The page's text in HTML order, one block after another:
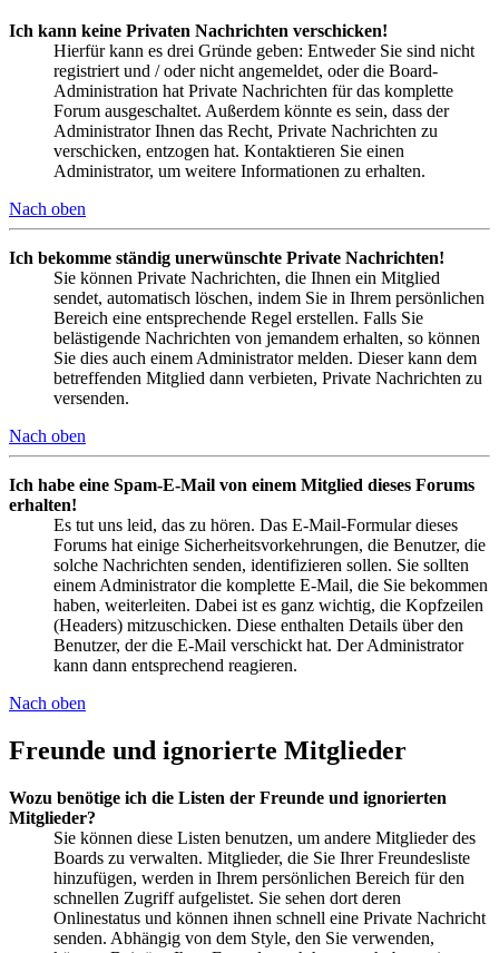
Ich kann keine Privaten Nachrichten verschicken!
Hierfür kann es drei Gründe geben: Entweder Sie sind nicht
registriert und / oder nicht angemeldet, oder die Board-
Administration hat Private Nachrichten für das komplette
Forum ausgeschaltet. Außerdem könnte es sein, dass der
Administrator Ihnen das Recht, Private Nachrichten zu
verschicken, entzogen hat. Kontaktieren Sie einen
Administrator, um weitere Informationen zu erhalten.
Nach oben
Ich bekomme ständig unerwünschte Private Nachrichten!
Sie können Private Nachrichten, die Ihnen ein Mitglied
sendet, automatisch löschen, indem Sie in Ihrem persönlichen
Bereich eine entsprechende Regel erstellen. Falls Sie
belästigende Nachrichten von jemandem erhalten, so können
Sie dies auch einem Administrator melden. Dieser kann dem
betreffenden Mitglied dann verbieten, Private Nachrichten zu
versenden.
Nach oben
Ich habe eine Spam-E-Mail von einem Mitglied dieses Forums
erhalten!
Es tut uns leid, das zu hören. Das E-Mail-Formular dieses
Forums hat einige Sicherheitsvorkehrungen, die Benutzer, die
solche Nachrichten senden, identifizieren sollen. Sie sollten
einem Administrator die komplette E-Mail, die Sie bekommen
haben, weiterleiten. Dabei ist es ganz wichtig, die Kopfzeilen
(Headers) mitzuschicken. Diese enthalten Details über den
Benutzer, der die E-Mail verschickt hat. Der Administrator
kann dann entsprechend reagieren.
Nach oben
Freunde und ignorierte Mitglieder
Wozu benötige ich die Listen der Freunde und ignorierten
Mitglieder?
Sie können diese Listen benutzen, um andere Mitglieder des
Boards zu verwalten. Mitglieder, die Sie Ihrer Freundesliste
hinzufügen, werden in Ihrem persönlichen Bereich für den
schnellen Zugriff aufgelistet. Sie sehen dort deren
Onlinestatus und können ihnen schnell eine Private Nachricht
senden. Abhängig von dem Style, den Sie verwenden,